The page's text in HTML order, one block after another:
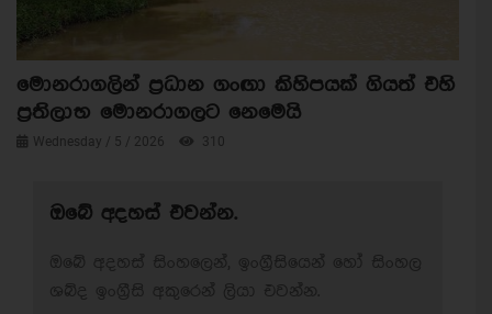
මොනරාගලින් ප්‍රධාන ගංඟා කිහිපයක් ගියත් එහි
ප්‍රතිලාභ මොනරාගලට නෙමෙයි
Wednesday / 5 / 2026 310
ඔබේ අදහස් එවන්න.